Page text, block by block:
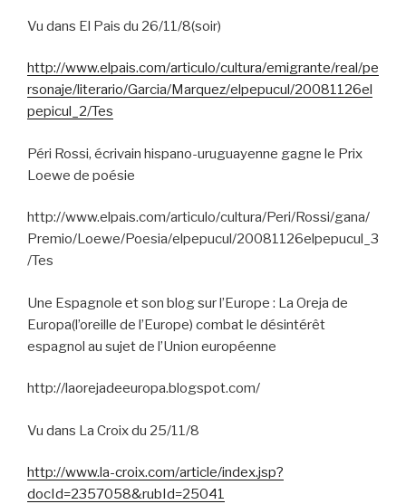
Vu dans El Pais du 26/11/8(soir)
http://www.elpais.com/articulo/cultura/emigrante/real/pe
rsonaje/literario/Garcia/Marquez/elpepucul/20081126el
pepicul_2/Tes
Péri Rossi, écrivain hispano-uruguayenne gagne le Prix
Loewe de poésie
http://www.elpais.com/articulo/cultura/Peri/Rossi/gana/
Premio/Loewe/Poesia/elpepucul/20081126elpepucul_3
/Tes
Une Espagnole et son blog sur l’Europe : La Oreja de
Europa(l’oreille de l’Europe) combat le désintérêt
espagnol au sujet de l’Union européenne
http://laorejadeeuropa.blogspot.com/
Vu dans La Croix du 25/11/8
http://www.la-croix.com/article/index.jsp?
docId=2357058&rubId=25041